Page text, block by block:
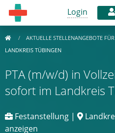
Login
AKTUELLE STELLENANGEBOTE
LANDKREIS TÜBINGEN
PTA (m/w/d) in
sofort im Landkreis
Festanstellung |
anzeigen